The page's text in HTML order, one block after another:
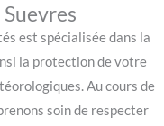
est spécialisée dans la
la protection de votre
Au cours de
soin de respecter